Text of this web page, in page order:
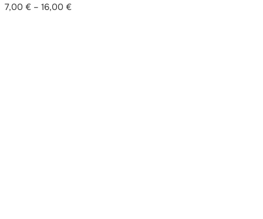
7,00 € – 16,00 €